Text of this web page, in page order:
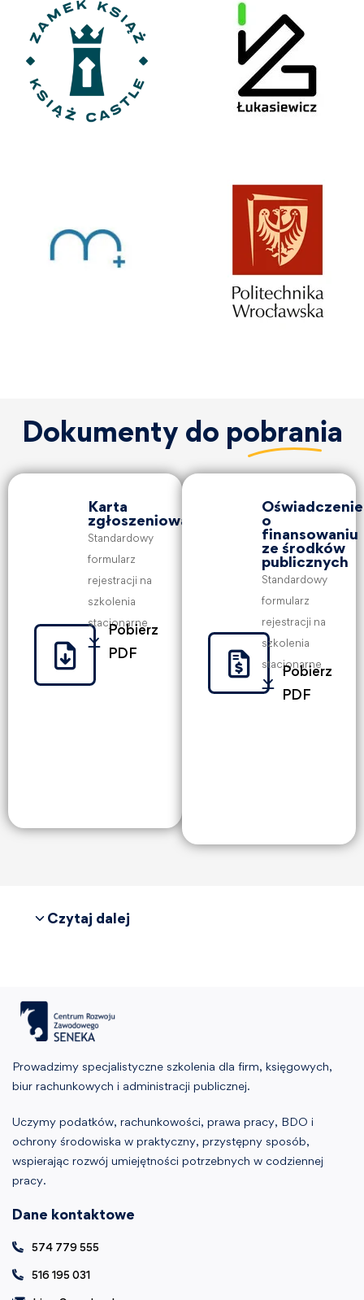
Dokumenty do pobrania
Karta
zgłoszeniowa
Standardowy
formularz
rejestracji na
szkolenia
stacjonarne
Pobierz
PDF
Oświadczenie
o
finansowaniu
ze środków
publicznych
Standardowy
formularz
rejestracji na
szkolenia
stacjonarne
Pobierz
PDF
Czytaj dalej
Prowadzimy specjalistyczne szkolenia dla firm, księgowych,
biur rachunkowych i administracji publicznej.
Uczymy podatków, rachunkowości, prawa pracy, BDO i
ochrony środowiska w praktyczny, przystępny sposób,
wspierając rozwój umiejętności potrzebnych w codziennej
pracy.
Dane kontaktowe
574 779 555
516 195 031